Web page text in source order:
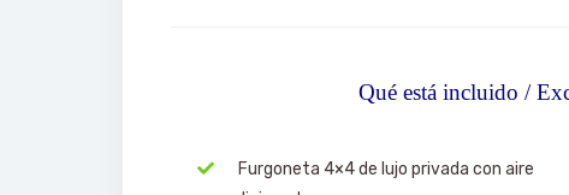
Qué está incluido /
Furgoneta 4×4 de lujo privada con aire